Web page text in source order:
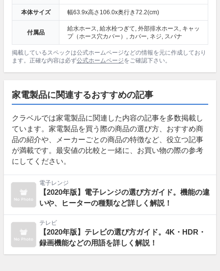
本体サイズ 幅63.9x高さ106.0x奥行き72.2(cm)
付属品
給水ホース, 給水栓つぎて, 外部排水ホース, キャッ
プ（ホース穴カバー）, カバー, ネジ, スパナ
掲載しているスペックは公式ホームページなどの情報を元に作成しており
ます。正確な内容は必ず公式ホームページをご確認下さい。
家電製品に関連するおすすめの記事
クラベルでは家電製品に関連した内容の記事を多数掲載し
ています。家電製品を買う際の商品の選び方、おすすめ商
品の紹介や、メーカーごとの商品の特徴など、役立つ記事
が満載です。最安値の比較と一緒に、お買い物の際の参考
にしてください。
電子レンジ
【2020年版】電子レンジの選び方ガイド。機能の違
いや、ヒーターの種類など詳しく解説！
テレビ
【2020年版】テレビの選び方ガイド。4K・HDR・
録画機能などの用語を詳しく解説！